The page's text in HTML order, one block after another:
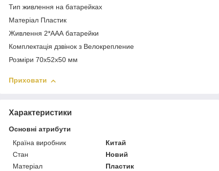
Тип живлення на батарейках
Матеріал Пластик
Живлення 2*ААА батарейки
Комплектація дзвінок з Велокрепление
Розміри 70x52x50 мм
Приховати
Характеристики
Основні атрибути
Країна виробник
Китай
Стан
Новий
Матеріал
Пластик